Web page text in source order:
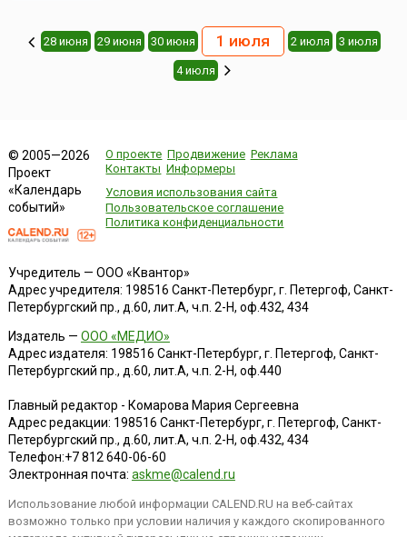
28 июня 29 июня 30 июня 1 июля 2 июля 3 июля
4 июля
© 2005—2026
Проект
«Календарь
событий»
О проекте Продвижение Реклама
Контакты Информеры
Условия использования сайта
Пользовательское соглашение
Политика конфиденциальности
Учредитель — ООО «Квантор»
Адрес учредителя: 198516 Санкт-Петербург, г. Петергоф, Санкт-
Петербургский пр., д.60, лит.А, ч.п. 2-Н, оф.432, 434
Издатель — ООО «МЕДИО»
Адрес издателя: 198516 Санкт-Петербург, г. Петергоф, Санкт-
Петербургский пр., д.60, лит.А, ч.п. 2-Н, оф.440
Главный редактор - Комарова Мария Сергеевна
Адрес редакции: 198516 Санкт-Петербург, г. Петергоф, Санкт-
Петербургский пр., д.60, лит.А, ч.п. 2-Н, оф.432, 434
Телефон:+7 812 640-06-60
Электронная почта: askme@calend.ru
Использование любой информации CALEND.RU на веб-сайтах
возможно только при условии наличия у каждого скопированного